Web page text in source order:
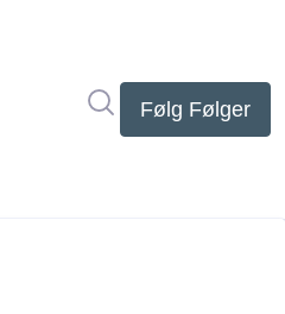
Følg Følger